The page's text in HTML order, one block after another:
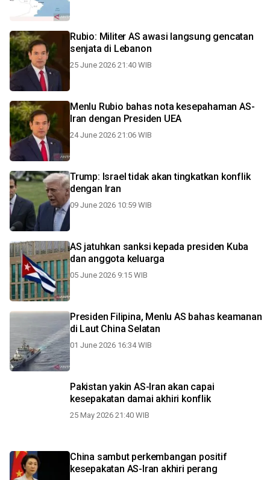
Rubio: Militer AS awasi langsung gencatan
senjata di Lebanon
25 June 2026 21:40 WIB
Menlu Rubio bahas nota kesepahaman AS-
Iran dengan Presiden UEA
24 June 2026 21:06 WIB
Trump: Israel tidak akan tingkatkan konflik
dengan Iran
09 June 2026 10:59 WIB
AS jatuhkan sanksi kepada presiden Kuba
dan anggota keluarga
05 June 2026 9:15 WIB
Presiden Filipina, Menlu AS bahas keamanan
di Laut China Selatan
01 June 2026 16:34 WIB
Pakistan yakin AS-Iran akan capai
kesepakatan damai akhiri konflik
25 May 2026 21:40 WIB
China sambut perkembangan positif
kesepakatan AS-Iran akhiri perang